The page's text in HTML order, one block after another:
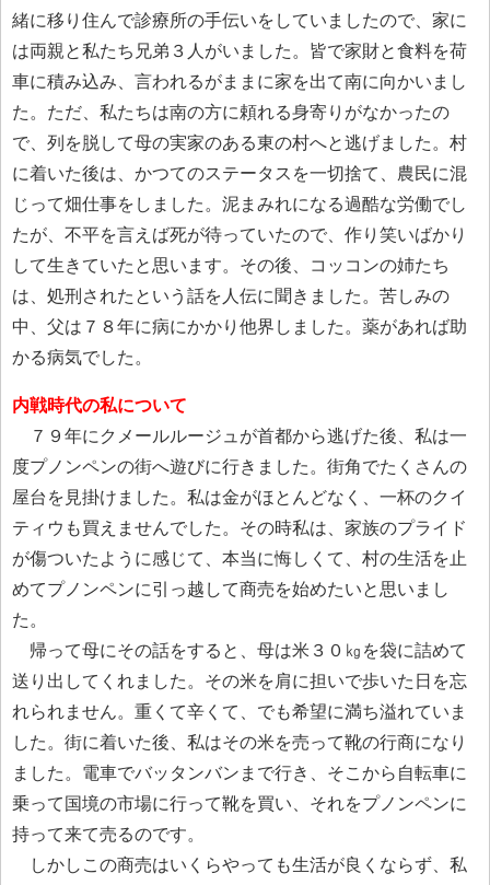
緒に移り住んで診療所の手伝いをしていましたので、家に
は両親と私たち兄弟３人がいました。皆で家財と食料を荷
車に積み込み、言われるがままに家を出て南に向かいまし
た。ただ、私たちは南の方に頼れる身寄りがなかったの
で、列を脱して母の実家のある東の村へと逃げました。村
に着いた後は、かつてのステータスを一切捨て、農民に混
じって畑仕事をしました。泥まみれになる過酷な労働でし
たが、不平を言えば死が待っていたので、作り笑いばかり
して生きていたと思います。その後、コッコンの姉たち
は、処刑されたという話を人伝に聞きました。苦しみの
中、父は７８年に病にかかり他界しました。薬があれば助
かる病気でした。
内戦時代の私について
７９年にクメールルージュが首都から逃げた後、私は一
度プノンペンの街へ遊びに行きました。街角でたくさんの
屋台を見掛けました。私は金がほとんどなく、一杯のクイ
ティウも買えませんでした。その時私は、家族のプライド
が傷ついたように感じて、本当に悔しくて、村の生活を止
めてプノンペンに引っ越して商売を始めたいと思いまし
た。
帰って母にその話をすると、母は米３０㎏を袋に詰めて
送り出してくれました。その米を肩に担いで歩いた日を忘
れられません。重くて辛くて、でも希望に満ち溢れていま
した。街に着いた後、私はその米を売って靴の行商になり
ました。電車でバッタンバンまで行き、そこから自転車に
乗って国境の市場に行って靴を買い、それをプノンペンに
持って来て売るのです。
しかしこの商売はいくらやっても生活が良くならず、私